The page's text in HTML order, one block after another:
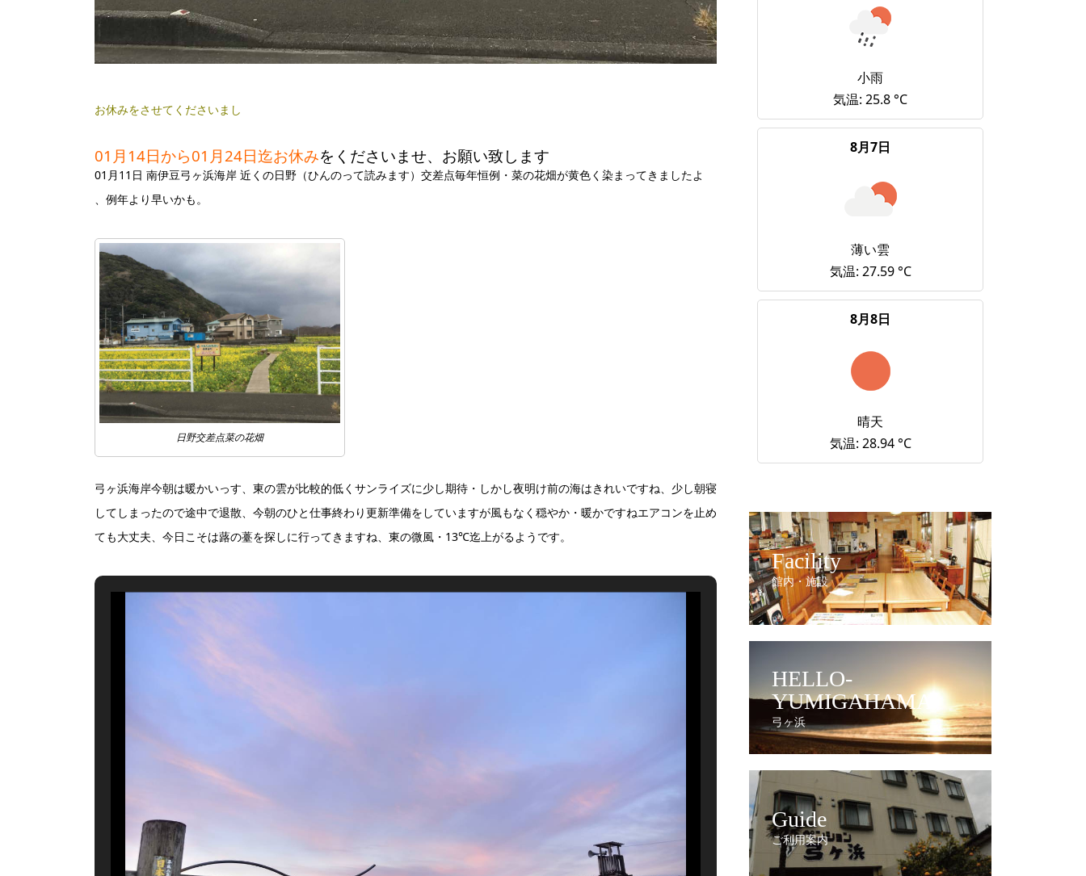
お休みをさせてくださいまし
01月14日から01月24日迄お休みをくださいませ、お願い致します
01月11日 南伊豆弓ヶ浜海岸 近くの日野（ひんのって読みます）交差点毎年恒例・菜の花畑が黄色く染まってきましたよ
、例年より早いかも。
日野交差点菜の花畑
弓ヶ浜海岸今朝は暖かいっす、東の雲が比較的低くサンライズに少し期待・しかし夜明け前の海はきれいですね、少し朝寝
してしまったので途中で退散、今朝のひと仕事終わり更新準備をしていますが風もなく穏やか・暖かですねエアコンを止め
ても大丈夫、今日こそは蕗の薹を探しに行ってきますね、東の微風・13℃迄上がるようです。
小雨
気温: 25.8 °C
8月7日
薄い雲
気温: 27.59 °C
8月8日
晴天
気温: 28.94 °C
Facility
館内・施設
HELLO-
YUMIGAHAMA
弓ヶ浜
Guide
ご利用案内